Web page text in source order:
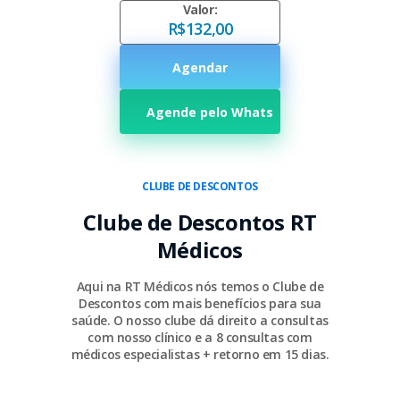
Valor:
R$132,00
Agendar
Agende pelo Whats
CLUBE DE DESCONTOS
Clube de Descontos RT
Médicos
Aqui na RT Médicos nós temos o Clube de
Descontos com mais benefícios para sua
saúde. O nosso clube dá direito a consultas
com nosso clínico e a 8 consultas com
médicos especialistas + retorno em 15 dias.